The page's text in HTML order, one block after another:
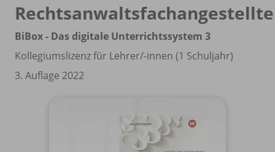
Rechtsanwaltsfachangestellte
BiBox - Das digitale Unterrichtssystem 3
Kollegiumslizenz für Lehrer/-innen (1 Schuljahr)
3. Auflage 2022